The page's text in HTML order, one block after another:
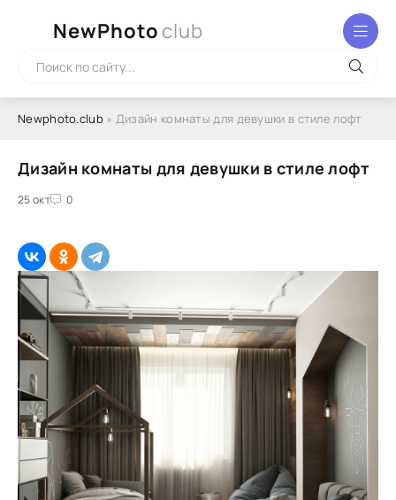
NewPhoto club
Newphoto.club» Дизайн комнаты для девушки в стиле лофт
Дизайн комнаты для девушки в стиле лофт
25 окт 0